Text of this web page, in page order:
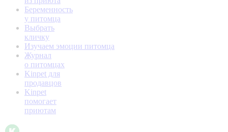
Беременность
у питомца
Выбрать
кличку
Изучаем эмоции питомца
Журнал
о питомцах
Kinpet для
продавцов
Kinpet
помогает
приютам